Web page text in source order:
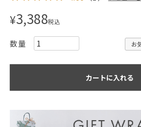
¥3,388税込
お
カートに入れる